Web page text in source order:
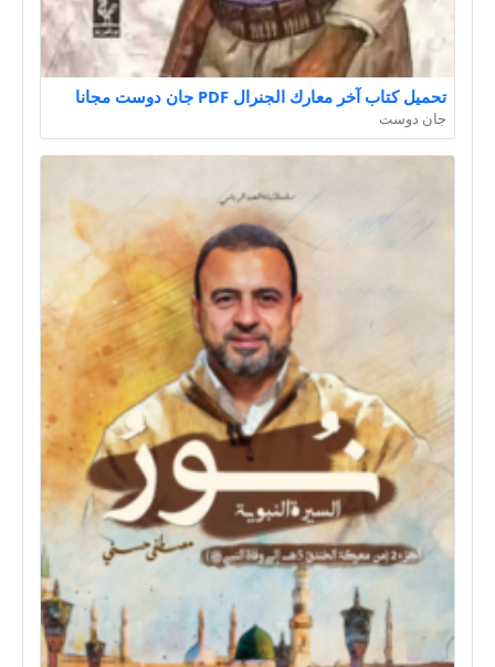
تحميل كتاب آخر معارك الجنرال PDF جان دوست مجانا
جان دوست